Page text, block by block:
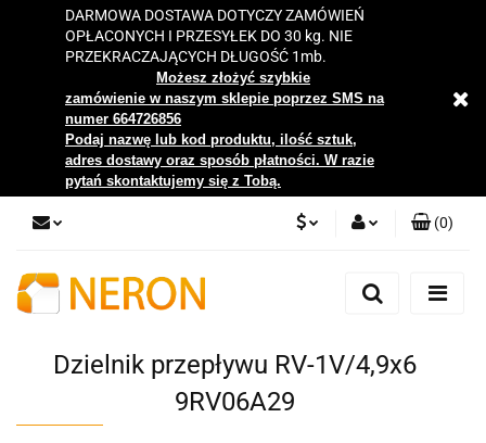
DARMOWA DOSTAWA DOTYCZY ZAMÓWIEŃ
OPŁACONYCH I PRZESYŁEK DO 30 kg. NIE
PRZEKRACZAJĄCYCH DŁUGOŚĆ 1mb.
Możesz złożyć szybkie
zamówienie w naszym sklepie poprzez SMS na
numer 664726856
Podaj nazwę lub kod produktu, ilość sztuk,
adres dostawy oraz sposób płatności. W razie
pytań skontaktujemy się z Tobą.
Zaloguj się
Zgody cookies
(0)
Dzielnik przepływu RV-1V/4,9x6
9RV06A29